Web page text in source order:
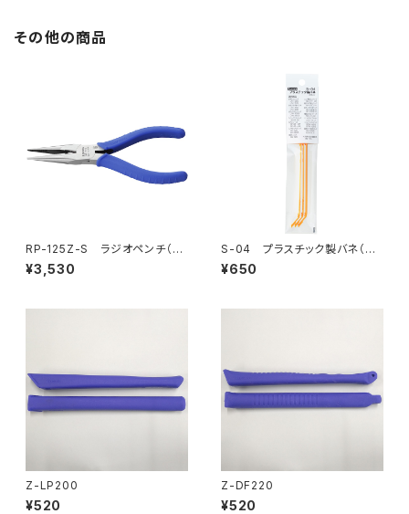
その他の商品
RP-125Z-S ラジオペンチ（バ
ネ付）（※生産終了）
¥3,530
S-04 プラスチック製バネ（3
本入）
¥650
Z-LP200
¥520
Z-DF220
¥520